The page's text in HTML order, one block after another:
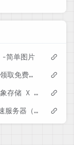
-简单图片
阿里云ESA国内站支持领取免费套餐了
腾讯云锐驰 X 轻量对象存储 X Lsky Pro实现图床功能
搭建自己的Docker加速服务器（并借助阿里云ESA加速）